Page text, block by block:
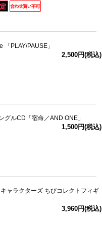
PLAY/PAUSE」
2,500円(税込)
ルCD「宿命／AND ONE」
1,500円(税込)
ャラクターズ ちびコレクトフィギ
3,960円(税込)